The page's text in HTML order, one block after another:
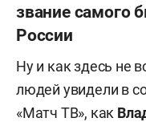
звание самого
России
Ну и как здесь не
людей увидели в
«Матч ТВ», как